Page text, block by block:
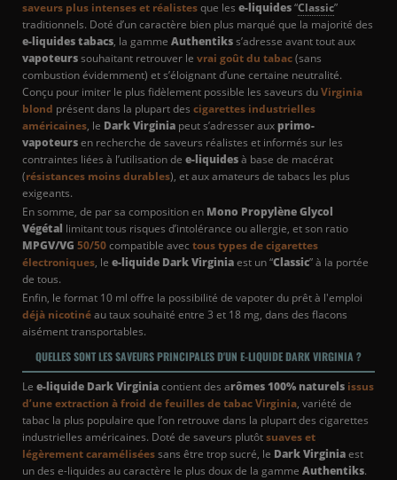
saveurs plus intenses et réalistesque les e-liquides“Classic”
traditionnels. Doté d’un caractère bien plus marqué que la majorité des
e-liquides tabacs, la gamme Authentikss’adresse avant tout aux
vapoteurssouhaitant retrouver le vrai goût du tabac(sans
combustion évidemment) et s’éloignant d’une certaine neutralité.
Conçu pour imiter le plus fidèlement possible les saveurs duVirginia
blond présent dans la plupart des cigarettes industrielles
américaines, le Dark Virginia peut s’adresser aux primo-
vapoteursen recherche de saveurs réalistes et informés sur les
contraintes liées à l’utilisation de e-liquidesà base de macérat
(résistances moins durables), et aux amateurs de tabacs les plus
exigeants.
En somme, de par sa composition en Mono Propylène Glycol
Végétal limitant tous risques d’intolérance ou allergie, et son ratio
MPGV/VG 50/50compatible avec tous types de cigarettes
électroniques, le e-liquide Dark Virginiaest un “Classic” à la portée
de tous.
Enfin, le format 10 ml offre la possibilité de vapoter du prêt à l'emploi
déjà nicotinéau taux souhaité entre 3 et 18 mg, dans des flacons
aisément transportables.
QUELLES SONT LES SAVEURS PRINCIPALES D'UN E-LIQUIDE DARK VIRGINIA ?
Le e-liquide Dark Virginiacontient des arômes 100% naturels issus
d’une extraction à froid de feuilles de tabac Virginia, variété de
tabac la plus populaire que l’on retrouve dans la plupart des cigarettes
industrielles américaines. Doté de saveurs plutôtsuaves et
légèrement caraméliséessans être trop sucré, le Dark Virginiaest
un des e-liquides au caractère le plus doux de la gamme Authentiks.